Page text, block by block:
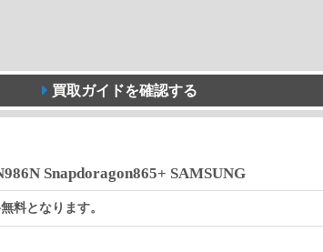
買取ガイドを確認する
Snapdoragon865+ SAMSUNG
料となります。